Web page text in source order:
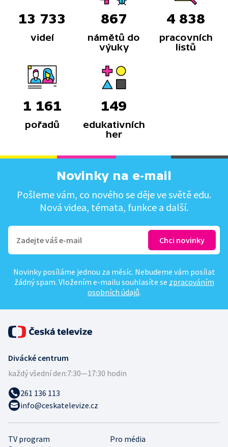
13 733
videí
867
námětů do
výuky
4 838
pracovních
listů
1 161
pořadů
149
edukativních
her
Novinky na e-mail
Pošleme vám, co nového se děje ve světě edu.
Nová videa, témata, funkce a další.
Novinky posíláme jednou za měsíc. Nebudeme vám posílat
žádný spam. Vložením e-mailu souhlasíte se zpracováním
osobních údajů.